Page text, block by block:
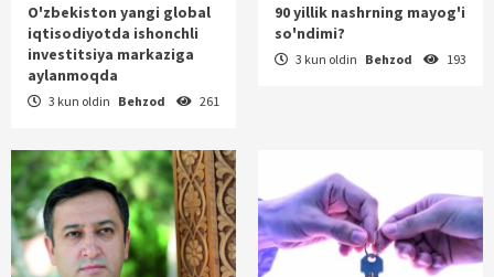
O'zbekiston yangi global
iqtisodiyotda ishonchli
investitsiya markaziga
aylanmoqda
3 kun oldin Behzod 261
90 yillik nashrning mayog'i
so'ndimi?
3 kun oldin Behzod 193